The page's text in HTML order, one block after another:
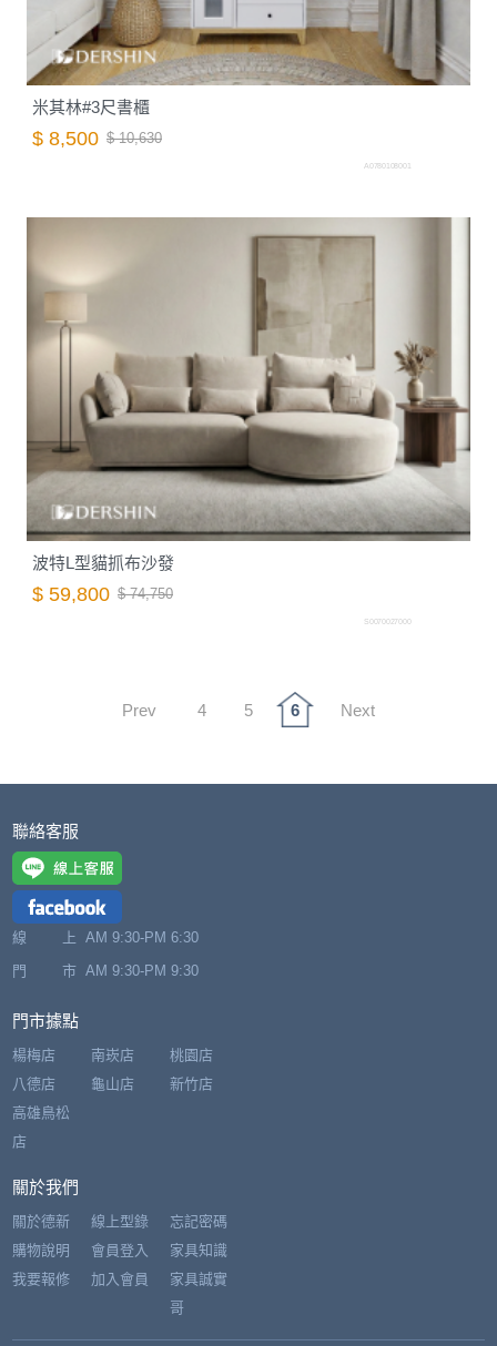
米其林#3尺書櫃
$ 8,500 $ 10,630
A0780108001
波特L型貓抓布沙發
$ 59,800 $ 74,750
S0070027000
Prev 4 5 6 Next
聯絡客服
線 上 AM 9:30-PM 6:30
門 市 AM 9:30-PM 9:30
門市據點
楊梅店
八德店
南崁店
龜山店
桃園店
新竹店
高雄鳥松
店
關於我們
關於德新
購物說明
我要報修
線上型錄
會員登入
加入會員
忘記密碼
家具知識
家具誠實
哥